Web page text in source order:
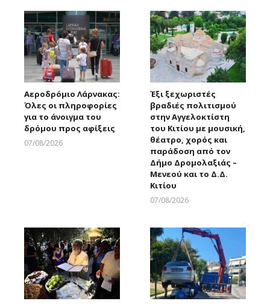
Αεροδρόμιο Λάρνακας:
Όλες οι πληροφορίες
για το άνοιγμα του
δρόμου προς αφίξεις
07/08/2026
Έξι ξεχωριστές
βραδιές πολιτισμού
στην Αγγελοκτίστη
του Κιτίου με μουσική,
θέατρο, χορός και
παράδοση από τον
Δήμο Δρομολαξιάς –
Μενεού και το Δ.Δ.
Κιτίου
07/08/2026